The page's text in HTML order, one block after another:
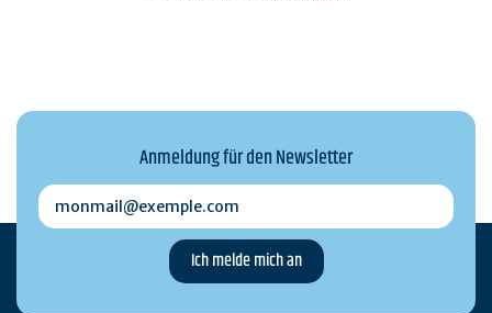
Anmeldung für den Newsletter
monmail@exemple.com